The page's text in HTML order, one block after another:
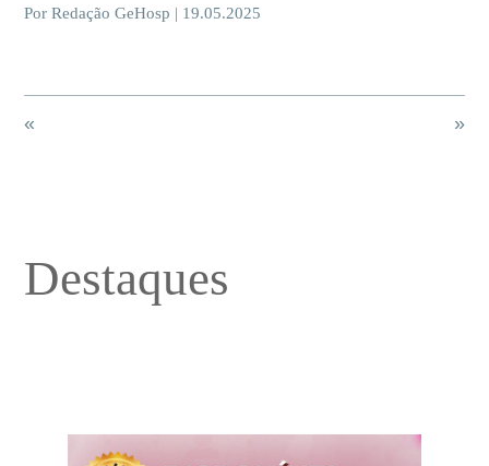
Por Redação GeHosp | 19.05.2025
« »
Destaques